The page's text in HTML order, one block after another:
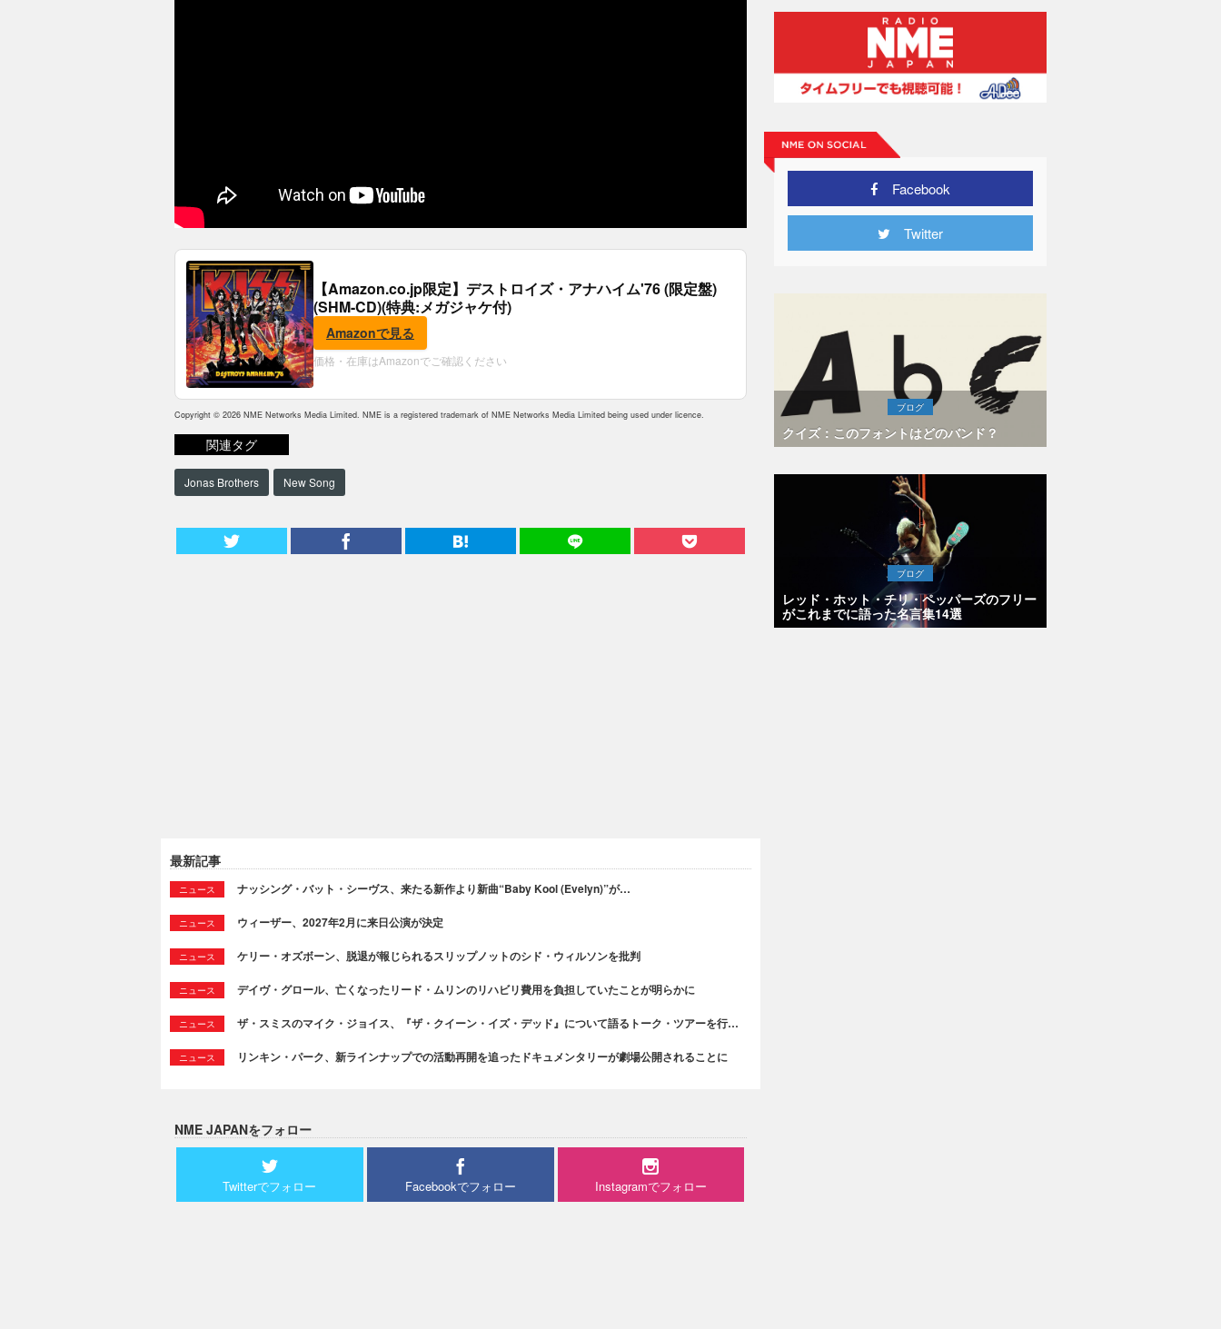
【Amazon.co.jp限定】デストロイズ・アナハイム'76 (限定盤)
(SHM-CD)(特典:メガジャケ付)
Amazonで見る
価格・在庫はAmazonでご確認ください
Copyright © 2026 NME Networks Media Limited. NME is a registered trademark of NME Networks Media Limited being used under licence.
関連タグ
Jonas Brothers New Song
最新記事
ニュース ナッシング・バット・シーヴス、来たる新作より新曲“Baby Kool (Evelyn)”が…
ニュース ウィーザー、2027年2月に来日公演が決定
ニュース ケリー・オズボーン、脱退が報じられるスリップノットのシド・ウィルソンを批判
ニュース デイヴ・グロール、亡くなったリード・ムリンのリハビリ費用を負担していたことが明らかに
ニュース ザ・スミスのマイク・ジョイス、『ザ・クイーン・イズ・デッド』について語るトーク・ツアーを行…
ニュース リンキン・パーク、新ラインナップでの活動再開を追ったドキュメンタリーが劇場公開されることに
NME JAPANをフォロー
Twitterでフォロー Facebookでフォロー Instagramでフォロー
Facebook
Twitter
ブログ
クイズ：このフォントはどのバンド？
ブログ
レッド・ホット・チリ・ペッパーズのフリー
がこれまでに語った名言集14選